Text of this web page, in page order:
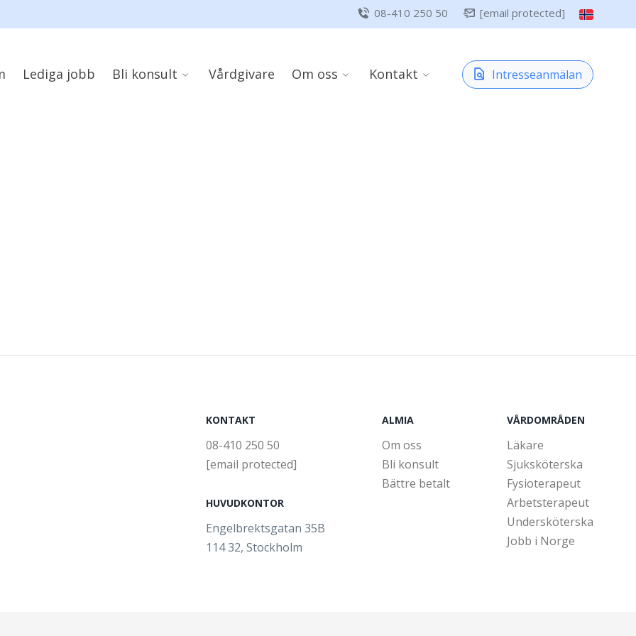
08-410 250 50 [email protected]
Lediga jobb Bli konsult Vårdgivare Om oss Kontakt Intresseanmälan
KONTAKT
08-410 250 50
[email protected]
HUVUDKONTOR
Engelbrektsgatan 35B
114 32, Stockholm
ALMIA
Om oss
Bli konsult
Bättre betalt
VÅRDOMRÅDEN
Läkare
Sjuksköterska
Fysioterapeut
Arbetsterapeut
Undersköterska
Jobb i Norge